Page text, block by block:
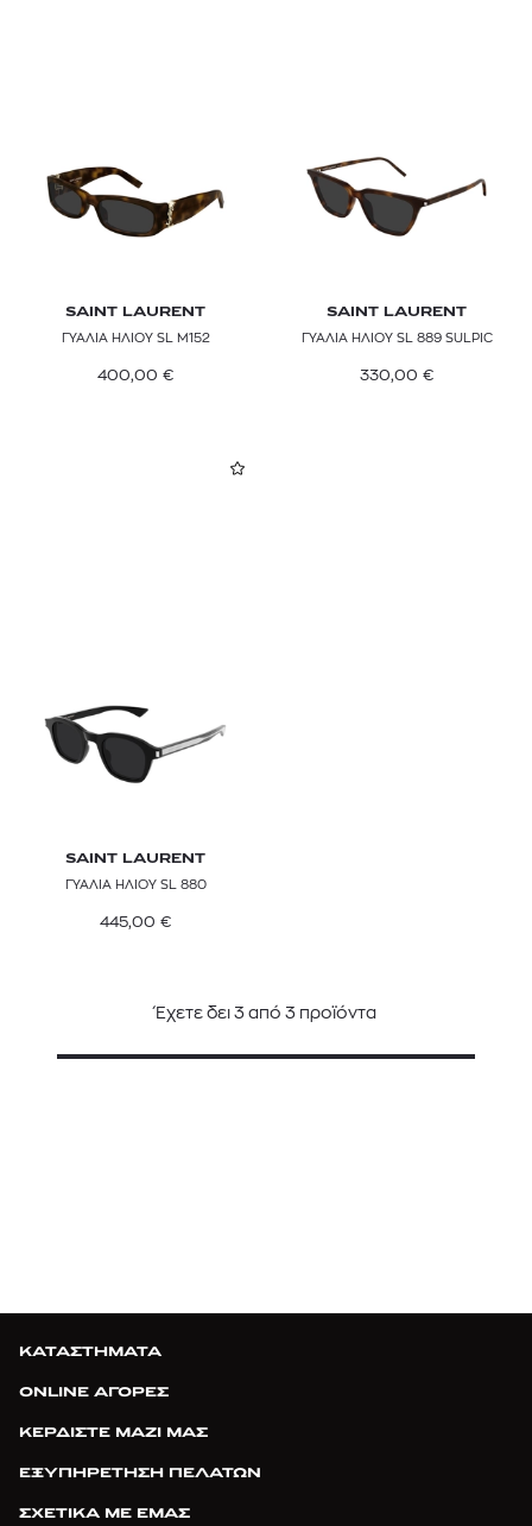
SAINT LAURENT
ΓΥΑΛΙΑ ΗΛΙΟΥ SL M152
400,00 €
SAINT LAURENT
ΓΥΑΛΙΑ ΗΛΙΟΥ SL 889 SULPIC
330,00 €
SAINT LAURENT
ΓΥΑΛΙΑ ΗΛΙΟΥ SL 880
445,00 €
Έχετε δει 3 από 3 προϊόντα
ΚΑΤΑΣΤΗΜΑΤΑ
ONLINE ΑΓΟΡΕΣ
ΚΕΡΔΙΣΤΕ ΜΑΖΙ ΜΑΣ
ΕΞΥΠΗΡΕΤΗΣΗ ΠΕΛΑΤΩΝ
ΣΧΕΤΙΚΑ ΜΕ ΕΜΑΣ